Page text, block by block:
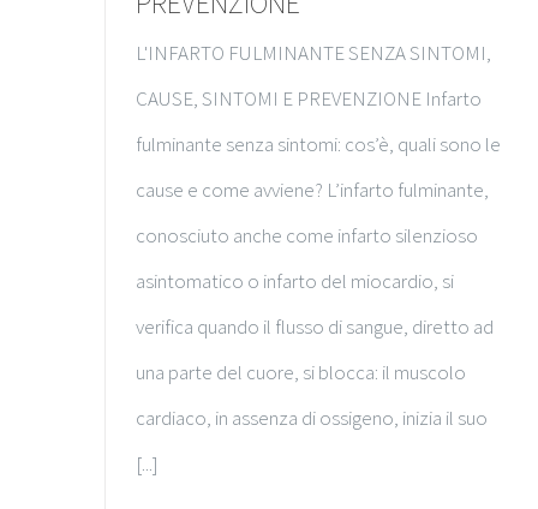
L'INFARTO FULMINANTE SENZA SINTOMI,
CAUSE, SINTOMI E PREVENZIONE Infarto
fulminante senza sintomi: cos’è, quali sono le
cause e come avviene? L’infarto fulminante,
conosciuto anche come infarto silenzioso
asintomatico o infarto del miocardio, si
verifica quando il flusso di sangue, diretto ad
una parte del cuore, si blocca: il muscolo
cardiaco, in assenza di ossigeno, inizia il suo
[...]